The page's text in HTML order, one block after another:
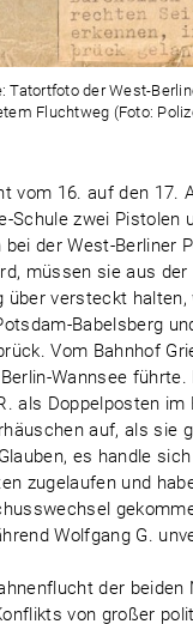
Tatortfoto der West-
Fluchtweg (Foto:
vom 16. auf den 17.
Schule zwei
bei der West-Berliner
müssen sie aus
über versteckt
Babelsberg
Vom Bahnhof
Wannsee
als Doppelposten
auf, als sie
es handle
zugelaufen und
Wolfgang G.
der
von großer